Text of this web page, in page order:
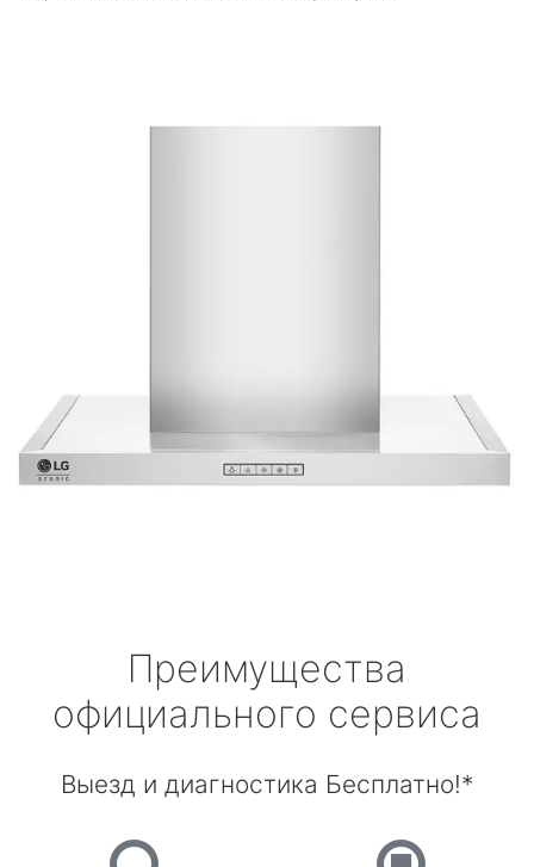
Преимущества
официального сервиса
Выезд и диагностика Бесплатно!*